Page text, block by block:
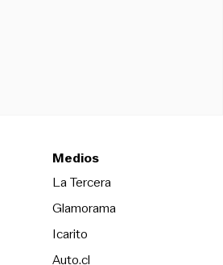
Medios
La TerceraOpens in new
Glamorama
Icarito
Auto.cl